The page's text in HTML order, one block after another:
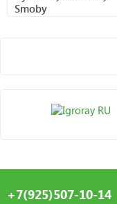
+7(925)507-10-14